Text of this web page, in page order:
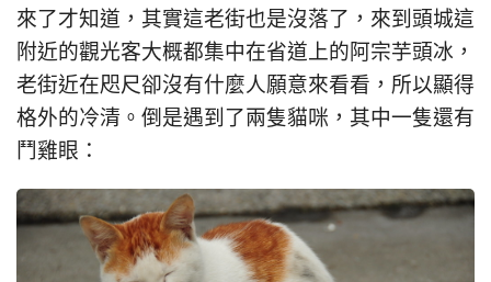
來了才知道，其實這老街也是沒落了，來到頭城這
附近的觀光客大概都集中在省道上的阿宗芋頭冰，
老街近在咫尺卻沒有什麼人願意來看看，所以顯得
格外的冷清。倒是遇到了兩隻貓咪，其中一隻還有
鬥雞眼：